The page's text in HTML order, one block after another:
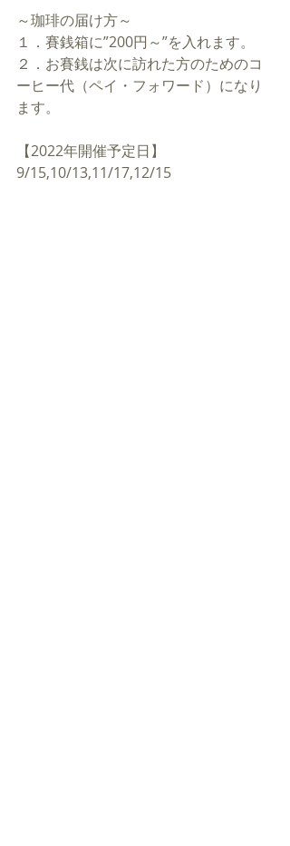
～珈琲の届け方～
１．賽銭箱に”200円～”を入れます。
２．お賽銭は次に訪れた方のためのコ
ーヒー代（ペイ・フォワード）になり
ます。
【2022年開催予定日】
9/15,10/13,11/17,12/15